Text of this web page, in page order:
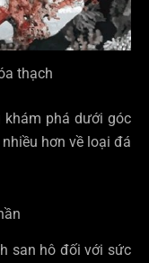
thạch
khám phá dưới góc
hơn về loại đá
san hô đối với sức